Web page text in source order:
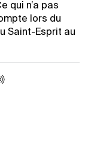
qui n’a pas
lors du
Saint-Esprit au